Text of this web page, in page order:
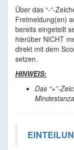
Über das “-“-
Freimeldung(en)
bereits eingeteilt
hierüber NICHT
direkt mit dem
setzen.
HINWEIS:
Das “+”-